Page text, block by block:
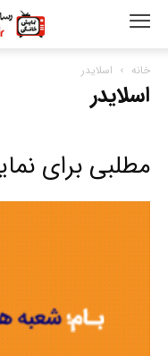
خانه اسلایدر
اسلایدر
مطلبی برای